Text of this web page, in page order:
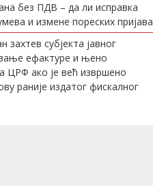
без ПДВ – да ли исправка
и измене пореских пријава
захтев субјекта јавног
ефактуре и њено
ЦРФ ако је већ извршено
раније издатог фискалног